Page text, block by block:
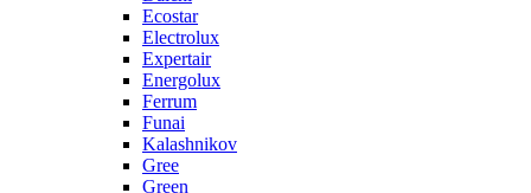
Ecostar
Electrolux
Expertair
Energolux
Ferrum
Funai
Kalashnikov
Gree
Grеen